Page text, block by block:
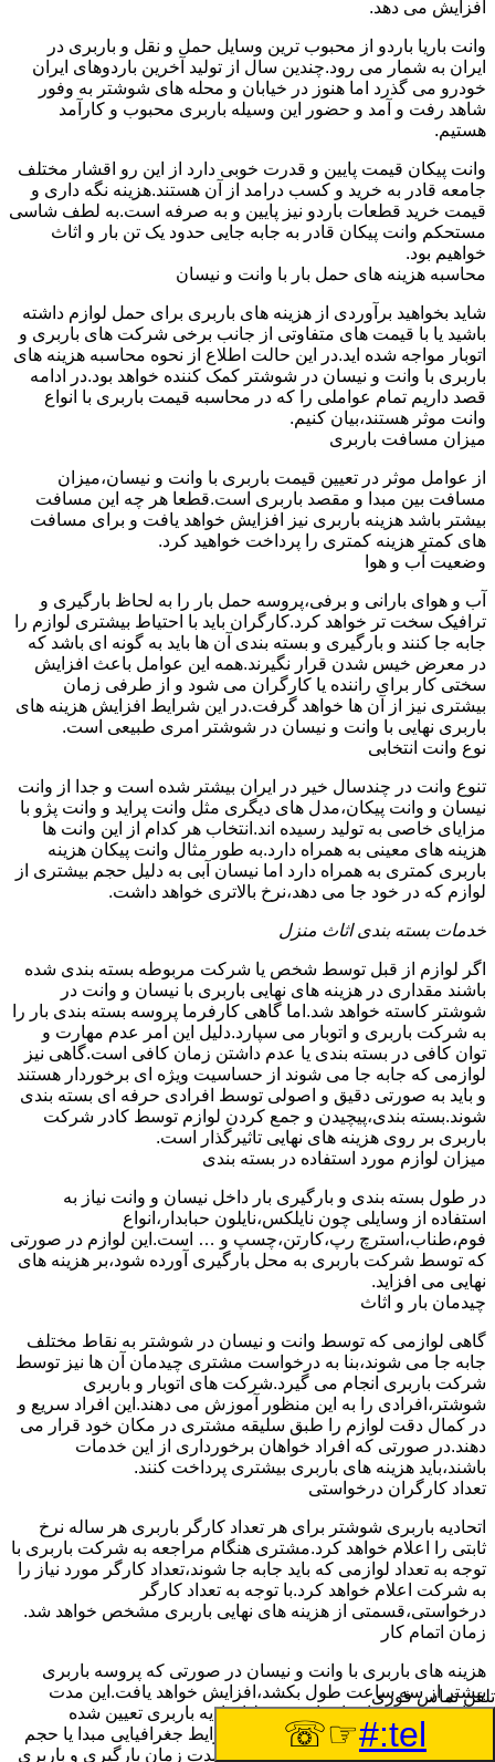
افزایش می دهد.
وانت باریا باردو از محبوب ترین وسایل حمل و نقل و باربری در
ایران به شمار می رود.چندین سال از تولید آخرین باردوهای ایران
خودرو می گذرد اما هنوز در خیابان و محله های شوشتر به وفور
شاهد رفت و آمد و حضور این وسیله باربری محبوب و کارآمد
هستیم.
وانت پیکان قیمت پایین و قدرت خوبی دارد از این رو اقشار مختلف
جامعه قادر به خرید و کسب درامد از آن هستند.هزینه نگه داری و
قیمت خرید قطعات باردو نیز پایین و به صرفه است.به لطف شاسی
مستحکم وانت پیکان قادر به جابه جایی حدود یک تن بار و اثاث
خواهیم بود.
محاسبه هزینه های حمل بار با وانت و نیسان
شاید بخواهید برآوردی از هزینه های باربری برای حمل لوازم داشته
باشید یا با قیمت های متفاوتی از جانب برخی شرکت های باربری و
اتوبار مواجه شده اید.در این حالت اطلاع از نحوه محاسبه هزینه های
باربری با وانت و نیسان در شوشتر کمک کننده خواهد بود.در ادامه
قصد داریم تمام عواملی را که در محاسبه قیمت باربری با انواع
وانت موثر هستند،بیان کنیم.
میزان مسافت باربری
از عوامل موثر در تعیین قیمت باربری با وانت و نیسان،میزان
مسافت بین مبدا و مقصد باربری است.قطعا هر چه این مسافت
بیشتر باشد هزینه باربری نیز افزایش خواهد یافت و برای مسافت
های کمتر هزینه کمتری را پرداخت خواهید کرد.
وضعیت آب و هوا
آب و هوای بارانی و برفی،پروسه حمل بار را به لحاظ بارگیری و
ترافیک سخت تر خواهد کرد.کارگران باید با احتیاط بیشتری لوازم را
جابه جا کنند و بارگیری و بسته بندی آن ها باید به گونه ای باشد که
در معرض خیس شدن قرار نگیرند.همه این عوامل باعث افزایش
سختی کار برای راننده یا کارگران می شود و از طرفی زمان
بیشتری نیز از آن ها خواهد گرفت.در این شرایط افزایش هزینه های
باربری نهایی با وانت و نیسان در شوشتر امری طبیعی است.
نوع وانت انتخابی
تنوع وانت در چندسال خیر در ایران بیشتر شده است و جدا از وانت
نیسان و وانت پیکان،مدل های دیگری مثل وانت پراید و وانت پژو با
مزایای خاصی به تولید رسیده اند.انتخاب هر کدام از این وانت ها
هزینه های معینی به همراه دارد.به طور مثال وانت پیکان هزینه
باربری کمتری به همراه دارد اما نیسان آبی به دلیل حجم بیشتری از
لوازم که در خود جا می دهد،نرخ بالاتری خواهد داشت.
خدمات بسته بندی اثاث منزل
اگر لوازم از قبل توسط شخص یا شرکت مربوطه بسته بندی شده
باشند مقداری در هزینه های نهایی باربری با نیسان و وانت در
شوشتر کاسته خواهد شد.اما گاهی کارفرما پروسه بسته بندی بار را
به شرکت باربری و اتوبار می سپارد.دلیل این امر عدم مهارت و
توان کافی در بسته بندی یا عدم داشتن زمان کافی است.گاهی نیز
لوازمی که جابه جا می شوند از حساسیت ویژه ای برخوردار هستند
و باید به صورتی دقیق و اصولی توسط افرادی حرفه ای بسته بندی
شوند.بسته بندی،پیچیدن و جمع کردن لوازم توسط کادر شرکت
باربری بر روی هزینه های نهایی تاثیرگذار است.
میزان لوازم مورد استفاده در بسته بندی
در طول بسته بندی و بارگیری بار داخل نیسان و وانت نیاز به
استفاده از وسایلی چون نایلکس،نایلون حبابدار،انواع
فوم،طناب،استرچ رپ،کارتن،چسپ و … است.این لوازم در صورتی
که توسط شرکت باربری به محل بارگیری آورده شود،بر هزینه های
نهایی می افزاید.
چیدمان بار و اثاث
گاهی لوازمی که توسط وانت و نیسان در شوشتر به نقاط مختلف
جابه جا می شوند،بنا به درخواست مشتری چیدمان آن ها نیز توسط
شرکت باربری انجام می گیرد.شرکت های اتوبار و باربری
شوشتر،افرادی را به این منظور آموزش می دهند.این افراد سریع و
در کمال دقت لوازم را طبق سلیقه مشتری در مکان خود قرار می
دهند.در صورتی که افراد خواهان برخورداری از این خدمات
باشند،باید هزینه های باربری بیشتری پرداخت کنند.
تعداد کارگران درخواستی
اتحادیه باربری شوشتر برای هر تعداد کارگر باربری هر ساله نرخ
ثابتی را اعلام خواهد کرد.مشتری هنگام مراجعه به شرکت باربری با
توجه به تعداد لوازمی که باید جابه جا شوند،تعداد کارگر مورد نیاز را
به شرکت اعلام خواهد کرد.با توجه به تعداد کارگر
درخواستی،قسمتی از هزینه های نهایی باربری مشخص خواهد شد.
زمان اتمام کار
هزینه های باربری با وانت و نیسان در صورتی که پروسه باربری
بیشتر از سه ساعت طول بکشد،افزایش خواهد یافت.این مدت
زمان به صورت استادندارد توسط اتحادیه باربری تعیین شده
است.عواملی مثل آب وهوا،ترافیک،شرایط جغرافیایی مبدا یا حجم
زیاد لوازم ممکن است باعث افزایش مدت زمان بارگیری و باربری
تلفن تماس فوری
tel:#
☞☏